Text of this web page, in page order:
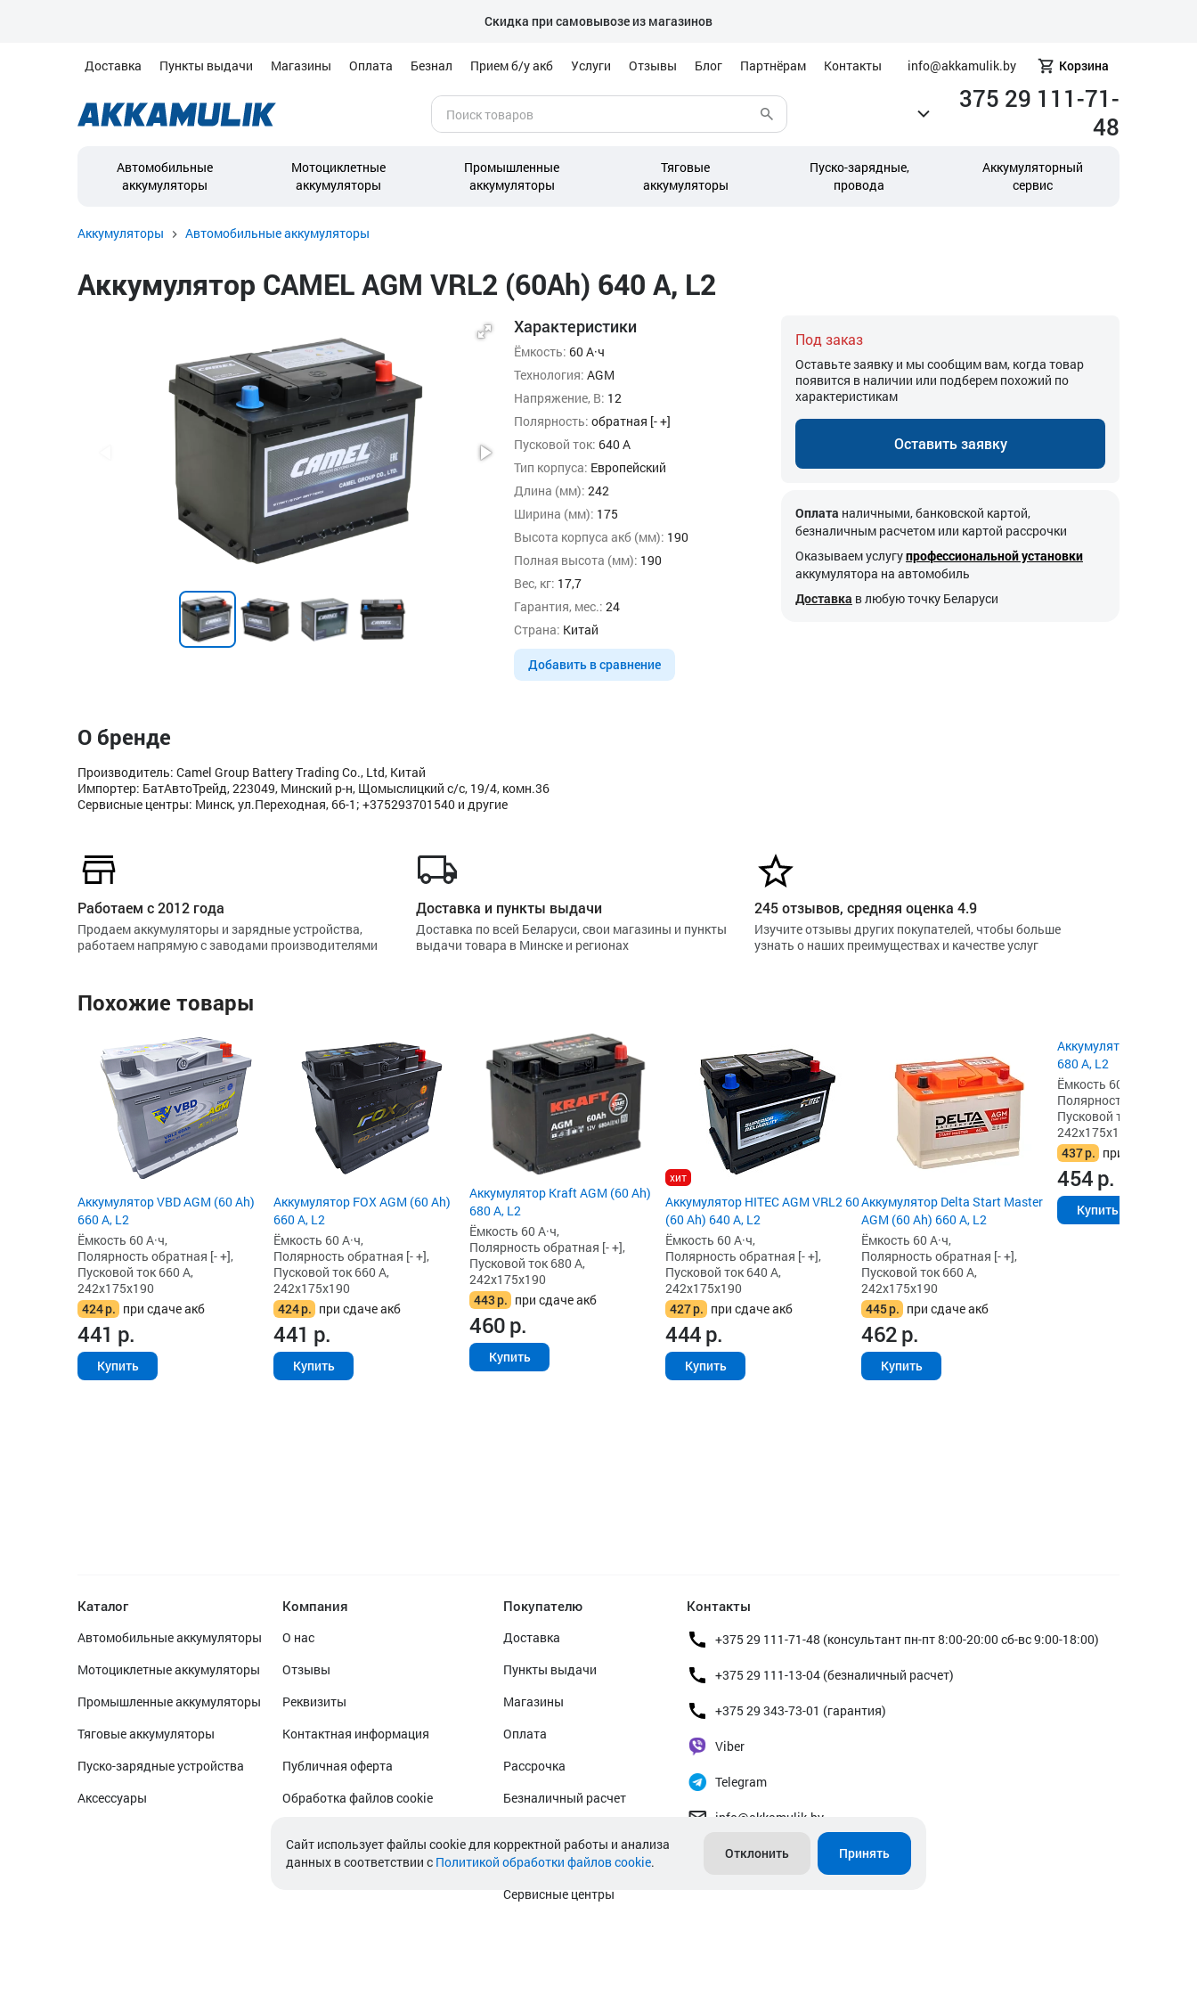
Скидка при самовывозе из магазинов
Доставка Пункты выдачи Магазины Оплата Безнал Прием б/у акб Услуги Отзывы Блог Партнёрам Контакты info@akkamulik.by Корзина
375 29 111-71-
48
Автомобильные
аккумуляторы
Мотоциклетные
аккумуляторы
Промышленные
аккумуляторы
Тяговые
аккумуляторы
Пуско-зарядные,
провода
Аккумуляторный
сервис
Аккумуляторы Автомобильные аккумуляторы
Аккумулятор CAMEL AGM VRL2 (60Ah) 640 А, L2
Характеристики
Ёмкость: 60 А·ч
Технология: AGM
Напряжение, В: 12
Полярность: обратная [- +]
Пусковой ток: 640 А
Тип корпуса: Европейский
Длина (мм): 242
Ширина (мм): 175
Высота корпуса акб (мм): 190
Полная высота (мм): 190
Вес, кг: 17,7
Гарантия, мес.: 24
Страна: Китай
Добавить в сравнение
Под заказ
Оставьте заявку и мы сообщим вам, когда товар
появится в наличии или подберем похожий по
характеристикам
Оставить заявку
Оплата наличными, банковской картой,
безналичным расчетом или картой рассрочки
Оказываем услугупрофессиональной установки
аккумулятора на автомобиль
Доставка в любую точку Беларуси
О бренде
Производитель: Camel Group Battery Trading Co., Ltd, Китай
Импортер: БатАвтоТрейд, 223049, Минский р-н, Щомыслицкий с/с, 19/4, комн.36
Сервисные центры: Минск, ул.Переходная, 66-1; +375293701540 и другие
Работаем с 2012 года
Продаем аккумуляторы и зарядные устройства,
работаем напрямую с заводами производителями
Доставка и пункты выдачи
Доставка по всей Беларуси, свои магазины и пункты
выдачи товара в Минске и регионах
245 отзывов, средняя оценка 4.9
Изучите отзывы других покупателей, чтобы больше
узнать о наших преимуществах и качестве услуг
Похожие товары
Аккумулятор VBD AGM (60 Ah)
660 А, L2
Ёмкость 60 А·ч,
Полярность обратная [- +],
Пусковой ток 660 А,
242x175x190
424р. при сдаче акб
441 р.
Купить
Аккумулятор FOX AGM (60 Ah)
660 А, L2
Ёмкость 60 А·ч,
Полярность обратная [- +],
Пусковой ток 660 А,
242x175x190
424р. при сдаче акб
441 р.
Купить
Аккумулятор Kraft AGM (60 Ah)
680 А, L2
Ёмкость 60 А·ч,
Полярность обратная [- +],
Пусковой ток 680 А,
242x175x190
443р. при сдаче акб
460р.
Купить
хит
Аккумулятор HITEC AGM VRL2 60
(60 Ah) 640 А, L2
Ёмкость 60 А·ч,
Полярность обратная [- +],
Пусковой ток 640 А,
242x175x190
427р. при сдаче акб
444р.
Купить
Аккумулятор Delta Start Master
AGM (60 Ah) 660 А, L2
Ёмкость 60 А·ч,
Полярность обратная [- +],
Пусковой ток 660 А,
242x175x190
445р. при сдаче акб
462р.
Купить
Аккумулятор ALFA
680 А, L2
Ёмкость 60 А·ч,
Полярность обратная
Пусковой ток 680 А,
242x175x190
437р. при сдаче акб
454р.
Купить
Каталог
Автомобильные аккумуляторы
Мотоциклетные аккумуляторы
Промышленные аккумуляторы
Тяговые аккумуляторы
Пуско-зарядные устройства
Аксессуары
Компания
О нас
Отзывы
Реквизиты
Контактная информация
Публичная оферта
Обработка файлов cookie
Покупателю
Доставка
Пункты выдачи
Магазины
Оплата
Рассрочка
Безналичный расчет
Гарантийное обслуживание
Сервисные центры
Контакты
+375 29 111-71-48 (консультант пн-пт 8:00-20:00 сб-вс 9:00-18:00)
+375 29 111-13-04 (безналичный расчет)
+375 29 343-73-01 (гарантия)
Viber
Telegram
info@akkamulik.by
Cайт использует файлы cookie для корректной работы и анализа
данных в соответствии с Политикой обработки файлов cookie.
Отклонить Принять